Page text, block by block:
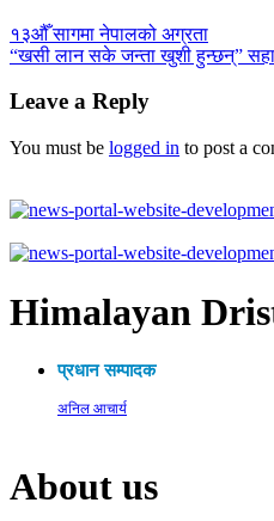
१३औँ सागमा नेपालको अग्रता
“खसी लान सके जन्ता खुशी हुन्छन्”
Leave a Reply
You must be logged in to post a
Himalayan
प्रधान सम्पादक
अनिल आचार्य
About us